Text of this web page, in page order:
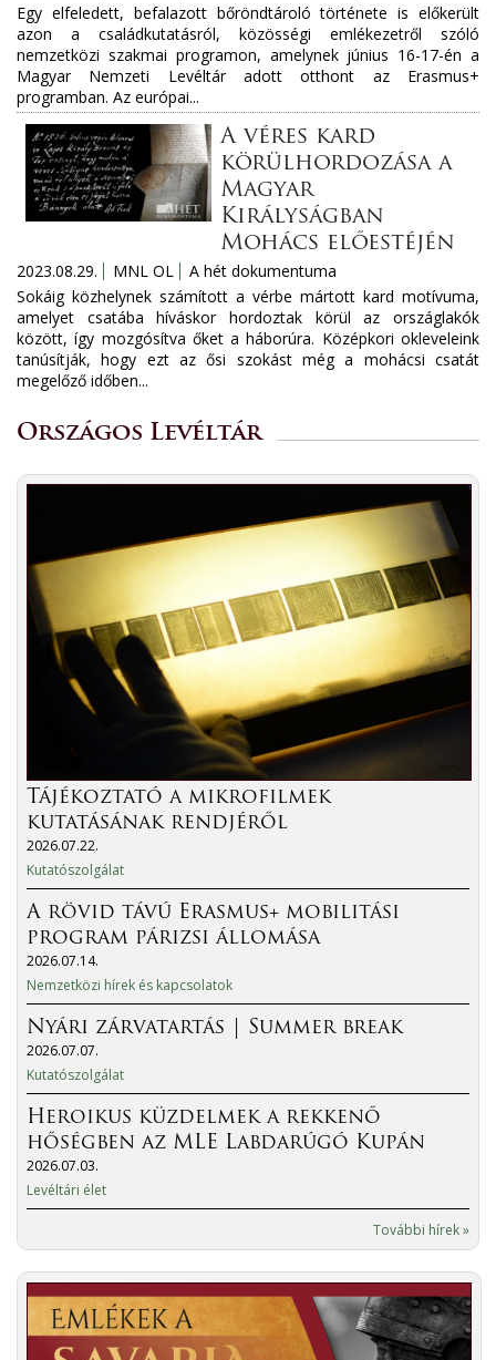
Egy elfeledett, befalazott bőröndtároló története is előkerült
azon a családkutatásról, közösségi emlékezetről szóló
nemzetközi szakmai programon, amelynek június 16-17-én a
Magyar Nemzeti Levéltár adott otthont az Erasmus+
programban. Az európai...
A véres kard
körülhordozása a
Magyar
Királyságban
Mohács előestéjén
2023.08.29. MNL OL
A hét dokumentuma
Sokáig közhelynek számított a vérbe mártott kard motívuma,
amelyet csatába híváskor hordoztak körül az országlakók
között, így mozgósítva őket a háborúra. Középkori okleveleink
tanúsítják, hogy ezt az ősi szokást még a mohácsi csatát
megelőző időben...
Országos Levéltár
Tájékoztató a mikrofilmek
kutatásának rendjéről
2026.07.22.
Kutatószolgálat
A rövid távú Erasmus+ mobilitási
program párizsi állomása
2026.07.14.
Nemzetközi hírek és kapcsolatok
Nyári zárvatartás | Summer break
2026.07.07.
Kutatószolgálat
Heroikus küzdelmek a rekkenő
hőségben az MLE Labdarúgó Kupán
2026.07.03.
Levéltári élet
További hírek »